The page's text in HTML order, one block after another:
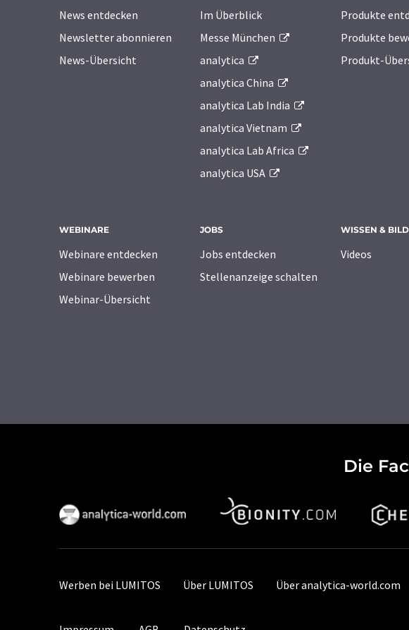
News entdecken
Newsletter abonnieren
News-Übersicht
Im Überblick
Messe München
analytica
analytica China
analytica Lab India
analytica Vietnam
analytica Lab Africa
analytica USA
Produkte
Produkte
Produkt-
WEBINARE
Webinare entdecken
Webinare bewerben
Webinar-Übersicht
JOBS
Jobs entdecken
Stellenanzeige schalten
WISSEN &
Videos
Die
Werben bei LUMITOS Über LUMITOS Über analytica-world.com